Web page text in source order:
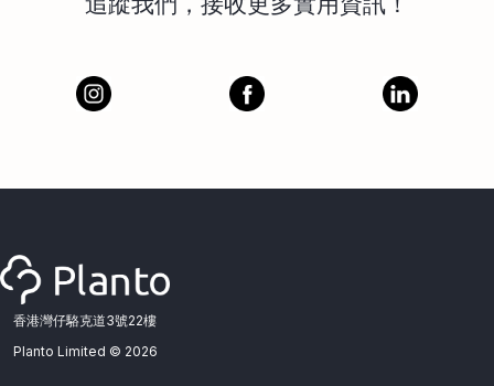
香港灣仔駱克道3號22樓
Planto Limited © 2026